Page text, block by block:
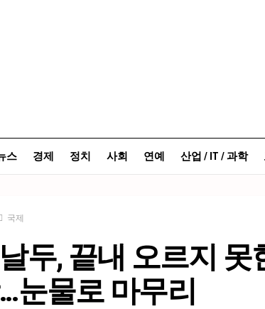
스 경제 정치 사회 연예 산업 / IT / 과학
국제
두, 끝내 오르지 못
눈물로 마무리